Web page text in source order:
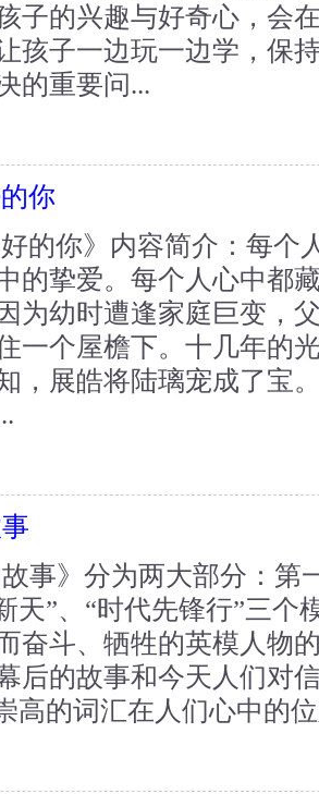
子的兴趣与好奇心，会
孩子一边玩一边学，保
的重要问...
你
好的你》内容简介：每
的挚爱。每个人心中都
为幼时遭逢家庭巨变，
一个屋檐下。十几年的
，展皓将陆璃宠成了宝
故事》分为两大部分：第
天”、“时代先锋行”三个
奋斗、牺牲的英模人物
后的故事和今天人们对
高的词汇在人们心中的